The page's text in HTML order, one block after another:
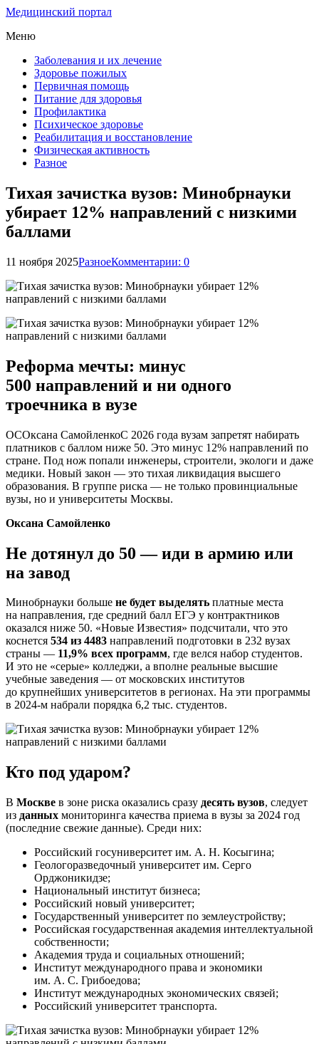
Медицинский портал
Меню
Заболевания и их лечение
Здоровье пожилых
Первичная помощь
Питание для здоровья
Профилактика
Психическое здоровье
Реабилитация и восстановление
Физическая активность
Разное
Тихая зачистка вузов: Минобрнауки
убирает 12% направлений с низкими
баллами
11 ноября 2025РазноеКомментарии: 0
Реформа мечты: минус
500 направлений и ни одного
троечника в вузе
ОСОксана СамойленкоС 2026 года вузам запретят набирать
платников с баллом ниже 50. Это минус 12% направлений по
стране. Под нож попали инженеры, строители, экологи и даже
медики. Новый закон — это тихая ликвидация высшего
образования. В группе риска — не только провинциальные
вузы, но и университеты Москвы.
Оксана Самойленко
Не дотянул до 50 — иди в армию или
на завод
Минобрнауки больше не будет выделять платные места
на направления, где средний балл ЕГЭ у контрактников
оказался ниже 50. «Новые Известия» подсчитали, что это
коснется 534 из 4483 направлений подготовки в 232 вузах
страны — 11,9% всех программ, где велся набор студентов.
И это не «серые» колледжи, а вполне реальные высшие
учебные заведения — от московских институтов
до крупнейших университетов в регионах. На эти программы
в 2024-м набрали порядка 6,2 тыс. студентов.
Кто под ударом?
В Москве в зоне риска оказались сразу десять вузов, следует
из данных мониторинга качества приема в вузы за 2024 год
(последние свежие данные). Среди них:
Российский госуниверситет им. А. Н. Косыгина;
Геологоразведочный университет им. Серго
Орджоникидзе;
Национальный институт бизнеса;
Российский новый университет;
Государственный университет по землеустройству;
Российская государственная академия интеллектуальной
собственности;
Академия труда и социальных отношений;
Институт международного права и экономики
им. А. С. Грибоедова;
Институт международных экономических связей;
Российский университет транспорта.